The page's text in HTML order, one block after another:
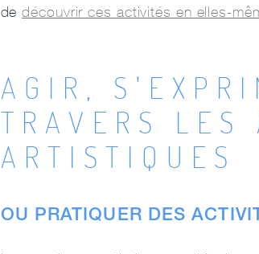
dedécouvrir ces activités en elles-
AGIR,
TRAVERS LES
ARTISTIQUES
OU PRATIQUER DES